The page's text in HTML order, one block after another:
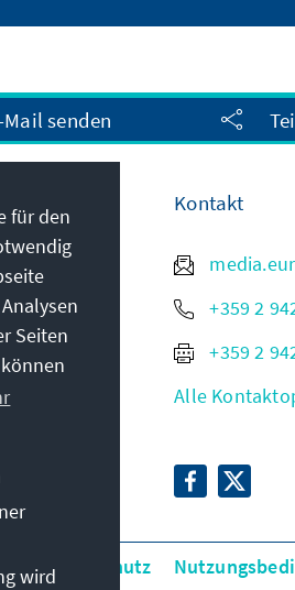
Mail senden
Ap. 2
Kontakt
+359 2
+359 2
Alle
Datenschutz
für den
Seiten
wird